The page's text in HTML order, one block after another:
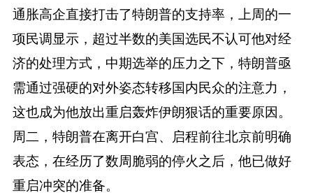
通胀高企直接打击了特朗普的支持率，上周的一
项民调显示，超过半数的美国选民不认可他对经
济的处理方式，中期选举的压力之下，特朗普亟
需通过强硬的对外姿态转移国内民众的注意力，
这也成为他放出重启轰炸伊朗狠话的重要原因。
周二，特朗普在离开白宫、启程前往北京前明确
表态，在经历了数周脆弱的停火之后，他已做好
重启冲突的准备。